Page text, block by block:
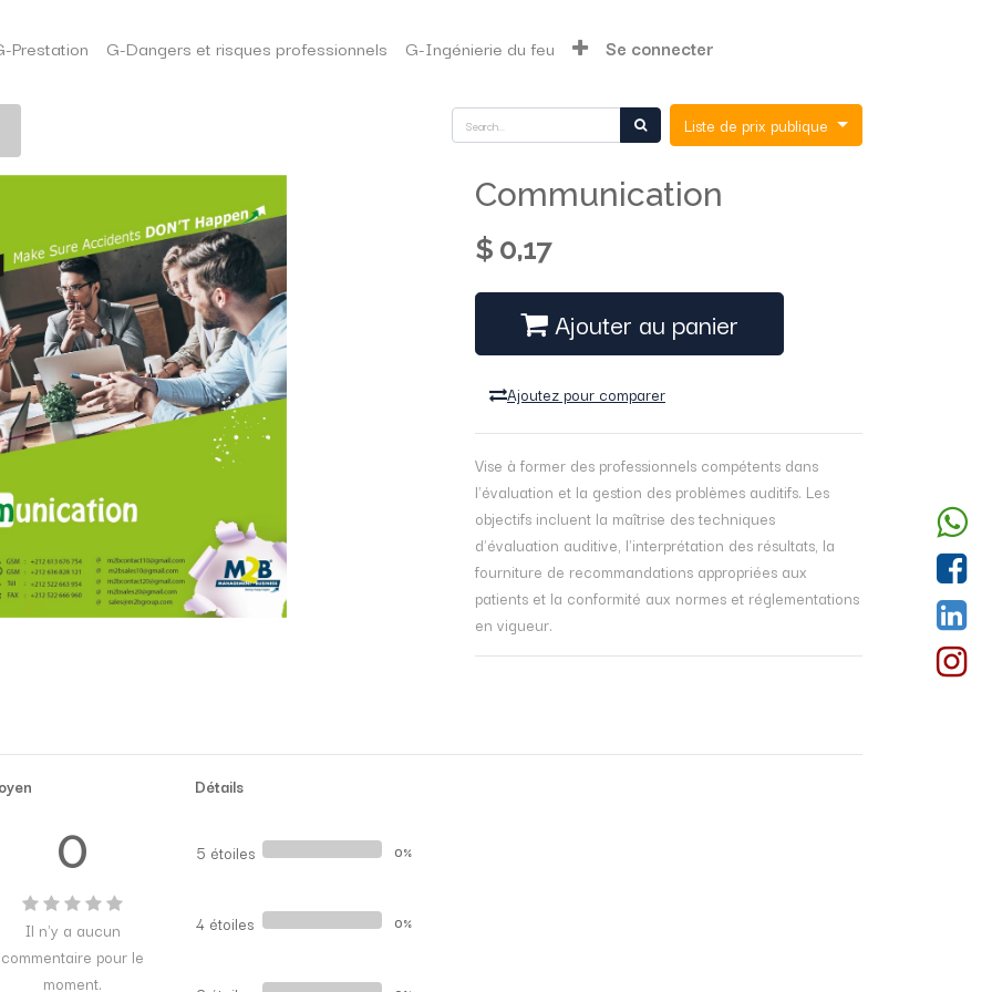
Prestation G-Dangers et risques professionnels G-Ingénierie du feu Se connecter
Liste de prix publique
Communication
$ 0,17
Ajouter au panier
Ajoutez pour comparer
Vise à former des professionnels compétents dans
l'évaluation et la gestion des problèmes auditifs. Les
objectifs incluent la maîtrise des techniques
d'évaluation auditive, l'interprétation des résultats, la
fourniture de recommandations appropriées aux
patients et la conformité aux normes et réglementations
en vigueur.
0
Il n'y a aucun
commentaire pour le
moment.
Détails
5 étoiles 0%
4 étoiles 0%